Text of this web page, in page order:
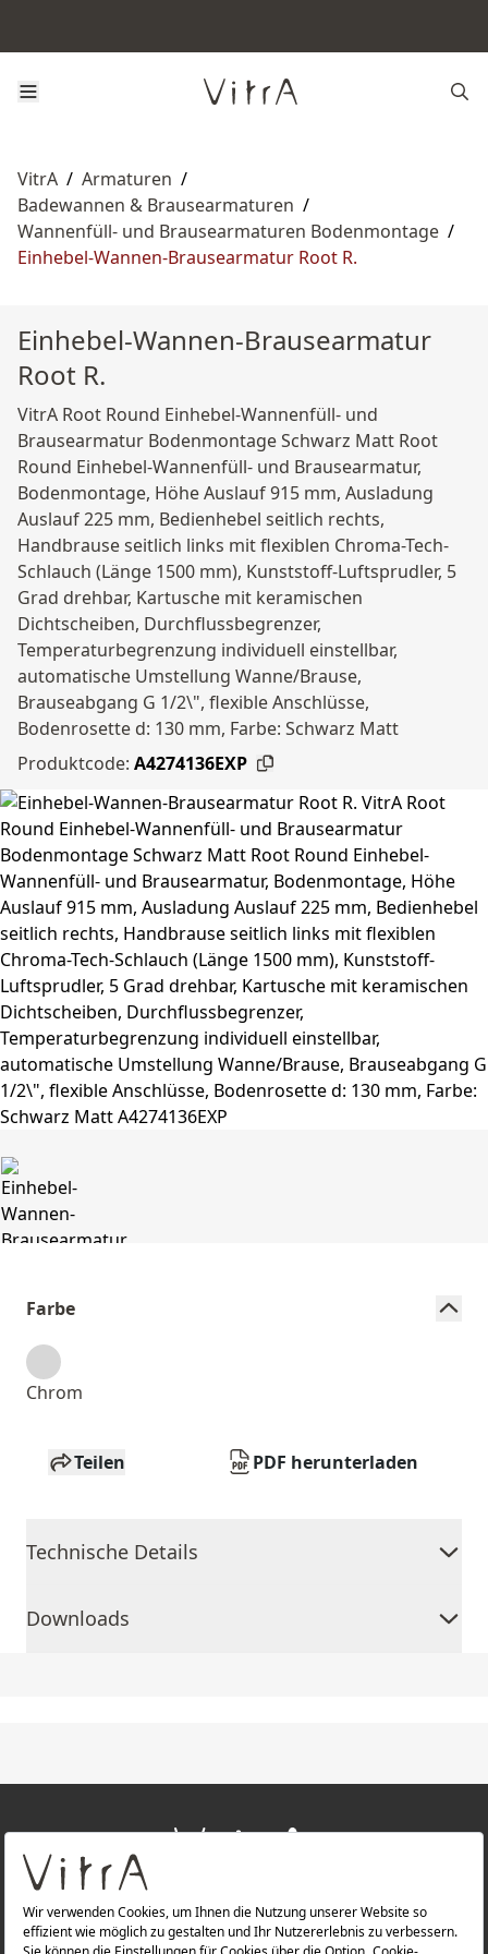
VitrA / Armaturen /
Badewannen & Brausearmaturen /
Wannenfüll‑ und Brausearmaturen Bodenmontage /
Einhebel-Wannen-Brausearmatur Root R.
Einhebel-Wannen-Brausearmatur
Root R.
VitrA Root Round Einhebel-Wannenfüll- und
Brausearmatur Bodenmontage Schwarz Matt Root
Round Einhebel-Wannenfüll- und Brausearmatur,
Bodenmontage, Höhe Auslauf 915 mm, Ausladung
Auslauf 225 mm, Bedienhebel seitlich rechts,
Handbrause seitlich links mit flexiblen Chroma-Tech-
Schlauch (Länge 1500 mm), Kunststoff-Luftsprudler, 5
Grad drehbar, Kartusche mit keramischen
Dichtscheiben, Durchflussbegrenzer,
Temperaturbegrenzung individuell einstellbar,
automatische Umstellung Wanne/Brause,
Brauseabgang G 1/2\", flexible Anschlüsse,
Bodenrosette d: 130 mm, Farbe: Schwarz Matt
Produktcode: A4274136EXP
Farbe
Chrom
Teilen PDF herunterladen
Technische Details
Downloads